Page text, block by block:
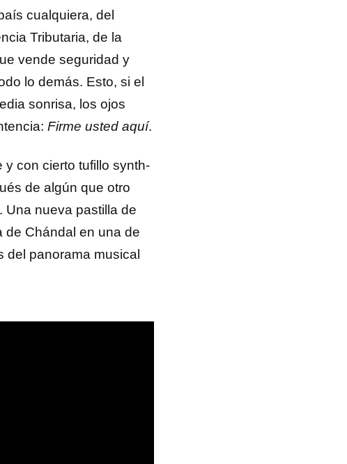
cualquiera, del
Tributaria, de la
vende seguridad y
lo demás. Esto, si el
sonrisa, los ojos
Firme usted aquí.
con cierto tufillo synth-
de algún que otro
Una nueva pastilla de
de Chándal en una de
del panorama musical